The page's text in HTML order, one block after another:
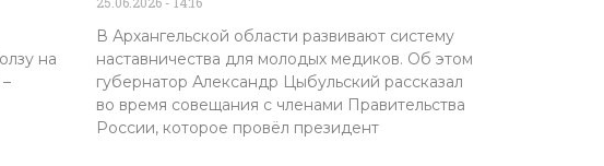
на
В Архангельской области развивают систему
наставничества для молодых медиков. Об этом
губернатор Александр Цыбульский рассказал
во время совещания с членами Правительства
России, которое провёл президент